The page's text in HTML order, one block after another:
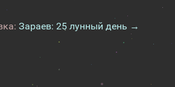
Зараев: 25 лунный день →